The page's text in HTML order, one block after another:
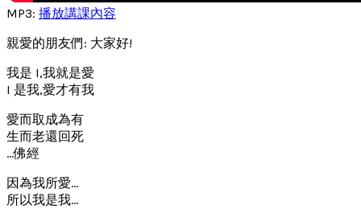
MP3: 播放講課內容
親愛的朋友們: 大家好!
我是 I,我就是愛
I 是我,愛才有我
愛而取成為有
生而老還回死
…佛經
因為我所愛…
所以我是我…